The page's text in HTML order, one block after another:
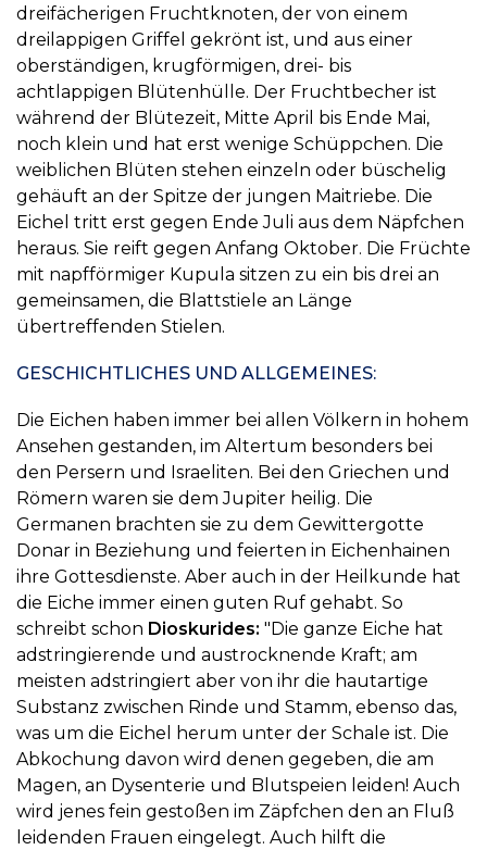
dreifächerigen Fruchtknoten, der von einem
dreilappigen Griffel gekrönt ist, und aus einer
oberständigen, krugförmigen, drei- bis
achtlappigen Blütenhülle. Der Fruchtbecher ist
während der Blütezeit, Mitte April bis Ende Mai,
noch klein und hat erst wenige Schüppchen. Die
weiblichen Blüten stehen einzeln oder büschelig
gehäuft an der Spitze der jungen Maitriebe. Die
Eichel tritt erst gegen Ende Juli aus dem Näpfchen
heraus. Sie reift gegen Anfang Oktober. Die Früchte
mit napfförmiger Kupula sitzen zu ein bis drei an
gemeinsamen, die Blattstiele an Länge
übertreffenden Stielen.
GESCHICHTLICHES UND ALLGEMEINES:
Die Eichen haben immer bei allen Völkern in hohem
Ansehen gestanden, im Altertum besonders bei
den Persern und Israeliten. Bei den Griechen und
Römern waren sie dem Jupiter heilig. Die
Germanen brachten sie zu dem Gewittergotte
Donar in Beziehung und feierten in Eichenhainen
ihre Gottesdienste. Aber auch in der Heilkunde hat
die Eiche immer einen guten Ruf gehabt. So
schreibt schon Dioskurides: "Die ganze Eiche hat
adstringierende und austrocknende Kraft; am
meisten adstringiert aber von ihr die hautartige
Substanz zwischen Rinde und Stamm, ebenso das,
was um die Eichel herum unter der Schale ist. Die
Abkochung davon wird denen gegeben, die am
Magen, an Dysenterie und Blutspeien leiden! Auch
wird jenes fein gestoßen im Zäpfchen den an Fluß
leidenden Frauen eingelegt. Auch hilft die